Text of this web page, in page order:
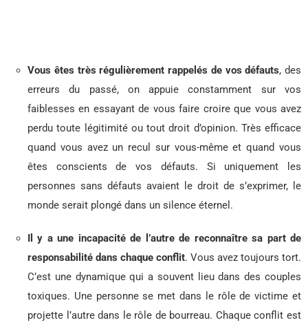
Vous êtes très régulièrement rappelés de vos défauts, des
erreurs du passé, on appuie constamment sur vos
faiblesses en essayant de vous faire croire que vous avez
perdu toute légitimité ou tout droit d’opinion. Très efficace
quand vous avez un recul sur vous-même et quand vous
êtes conscients de vos défauts. Si uniquement les
personnes sans défauts avaient le droit de s’exprimer, le
monde serait plongé dans un silence éternel.
Il y a une incapacité de l’autre de reconnaître sa part de
responsabilité dans chaque conflit. Vous avez toujours tort.
C’est une dynamique qui a souvent lieu dans des couples
toxiques. Une personne se met dans le rôle de victime et
projette l’autre dans le rôle de bourreau. Chaque conflit est